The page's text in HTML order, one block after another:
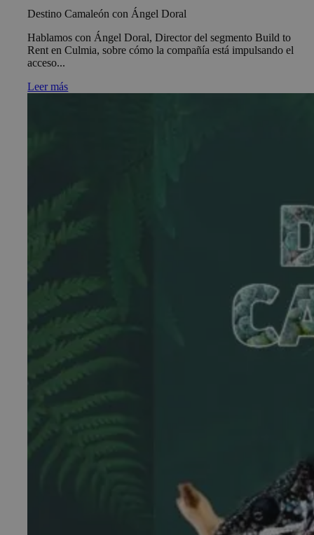
Destino Camaleón con Ángel Doral
Hablamos con Ángel Doral, Director del segmento Build to
Rent en Culmia, sobre cómo la compañía está impulsando el
acceso...
Leer más